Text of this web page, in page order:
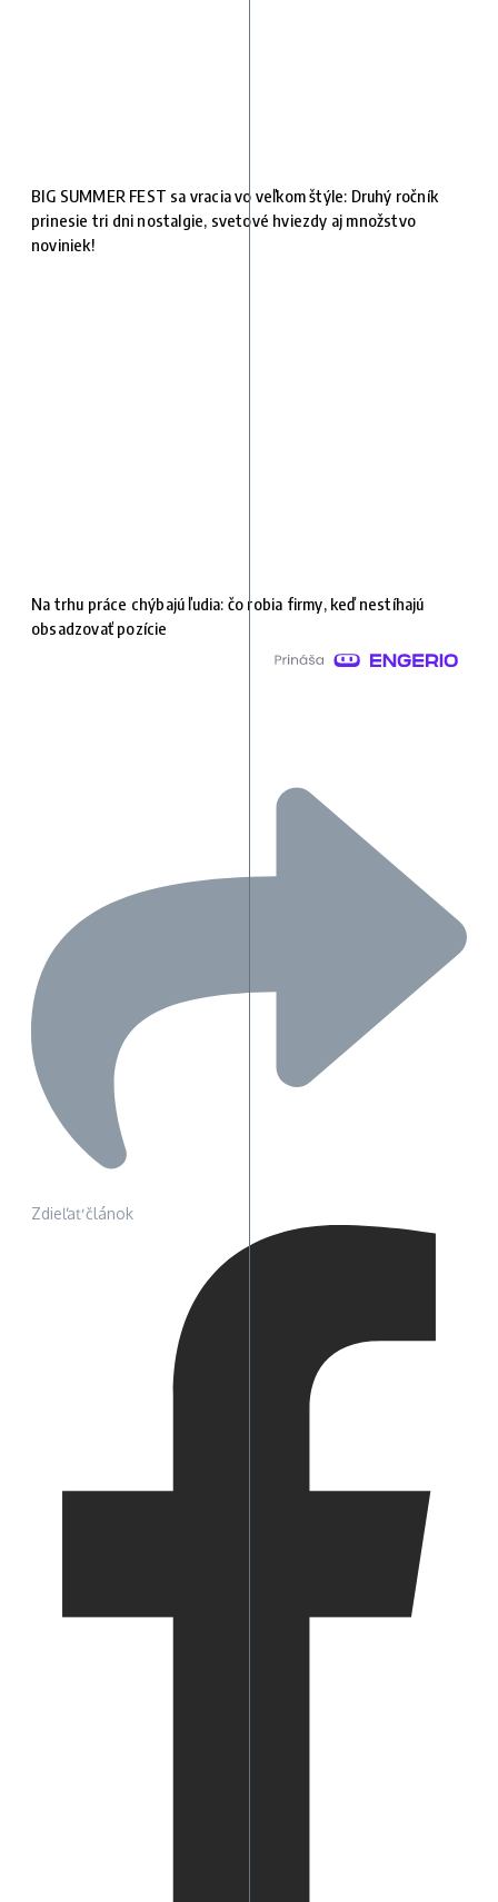
BIG SUMMER FEST sa vracia vo veľkom štýle: Druhý ročník
prinesie tri dni nostalgie, svetové hviezdy aj množstvo
noviniek!
Na trhu práce chýbajú ľudia: čo robia firmy, keď nestíhajú
obsadzovať pozície
Zdieľať článok